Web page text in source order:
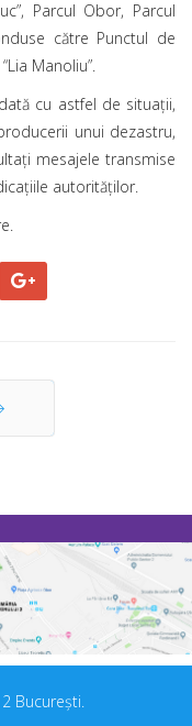
Parcul Obor, Parcul
către Punctul de
Manoliu”.
cu astfel de situații,
unui dezastru,
mesajele transmise
autorităților.
București.